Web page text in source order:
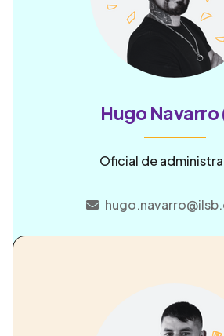
Hugo Navarro
Oficial de